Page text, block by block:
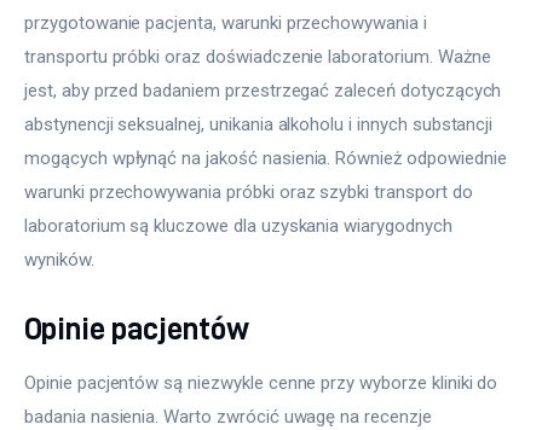
przygotowanie pacjenta, warunki przechowywania i
transportu próbki oraz doświadczenie laboratorium. Ważne
jest, aby przed badaniem przestrzegać zaleceń dotyczących
abstynencji seksualnej, unikania alkoholu i innych substancji
mogących wpłynąć na jakość nasienia. Również odpowiednie
warunki przechowywania próbki oraz szybki transport do
laboratorium są kluczowe dla uzyskania wiarygodnych
wyników.
Opinie pacjentów
Opinie pacjentów są niezwykle cenne przy wyborze kliniki do
badania nasienia. Warto zwrócić uwagę na recenzje